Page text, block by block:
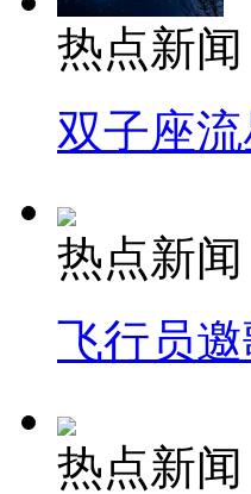
热点新闻
双子座
热点新闻
飞行员
热点新闻